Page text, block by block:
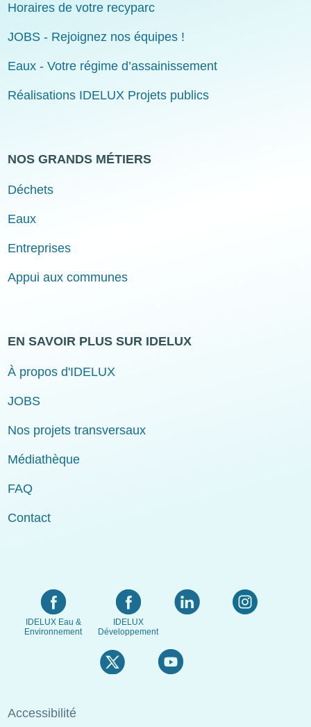
Horaires de votre recyparc
JOBS - Rejoignez nos équipes !
Eaux - Votre régime d’assainissement
Réalisations IDELUX Projets publics
NOS GRANDS MÉTIERS
Déchets
Eaux
Entreprises
Appui aux communes
EN SAVOIR PLUS SUR IDELUX
À propos d'IDELUX
JOBS
Nos projets transversaux
Médiathèque
FAQ
Contact
IDELUX Eau &
Environnement
IDELUX
Développement
Menu
Accessibilité